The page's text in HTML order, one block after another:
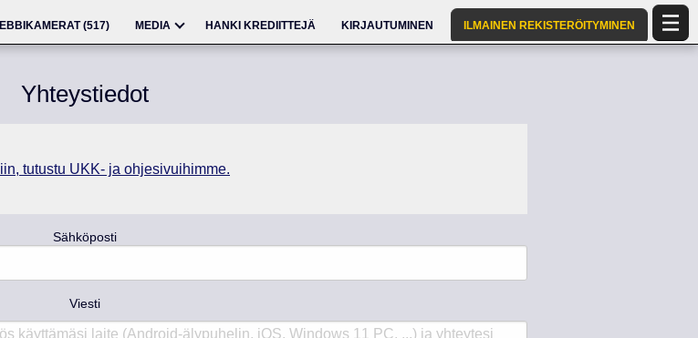
(517) MEDIA HANKI KREDIITTEJÄ KIRJAUTUMINEN ILMAINEN REKISTERÖITYMINEN
Yhteystiedot
tutustu UKK- ja ohjesivuihimme.
Sähköposti
Viesti